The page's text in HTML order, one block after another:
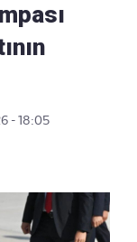
- 18:05